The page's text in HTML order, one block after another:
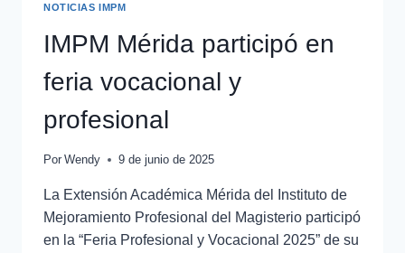
NOTICIAS IMPM
IMPM Mérida participó en
feria vocacional y
profesional
Por Wendy 9 de junio de 2025
La Extensión Académica Mérida del Instituto de
Mejoramiento Profesional del Magisterio participó
en la “Feria Profesional y Vocacional 2025” de su